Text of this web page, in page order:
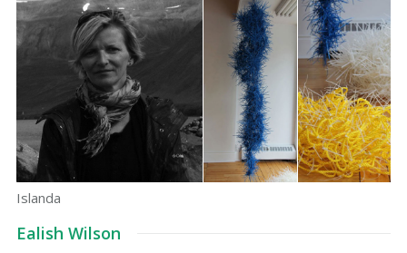
Islanda
Ealish Wilson